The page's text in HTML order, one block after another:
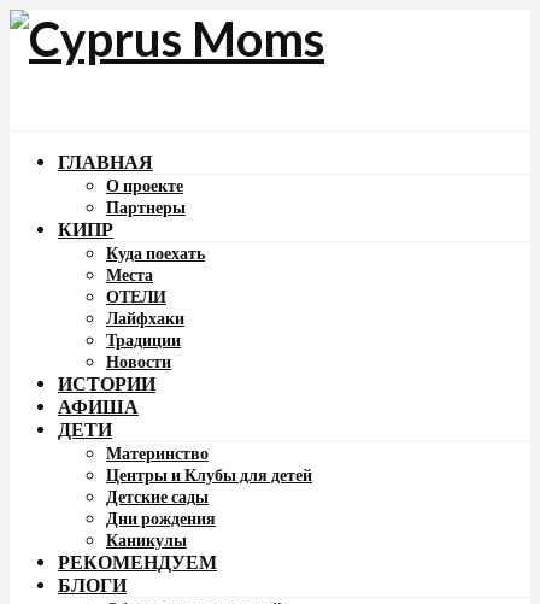
ГЛАВНАЯ
О проекте
Партнеры
КИПР
Куда поехать
Места
ОТЕЛИ
Лайфхаки
Традиции
Новости
ИСТОРИИ
АФИША
ДЕТИ
Материнство
Центры и Клубы для детей
Детские сады
Дни рождения
Каникулы
РЕКОМЕНДУЕМ
БЛОГИ